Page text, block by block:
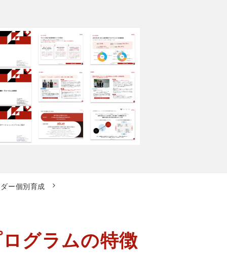
ー個別育成
グラムの特徴